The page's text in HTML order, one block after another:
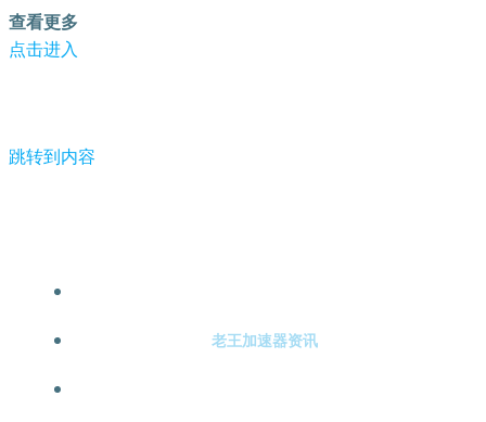
查看更多
点击进入
跳转到内容
老王加速器资讯